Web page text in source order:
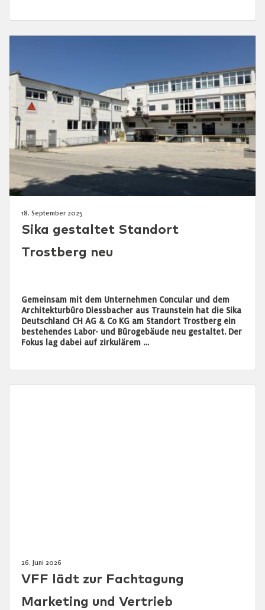
18. September 2025
Sika gestaltet Standort
Trostberg neu
Gemeinsam mit dem Unternehmen Concular und dem
Architekturbüro Diessbacher aus Traunstein hat die Sika
Deutschland CH AG & Co KG am Standort Trostberg ein
bestehendes Labor- und Bürogebäude neu gestaltet. Der
Fokus lag dabei auf zirkulärem …
26. Juni 2026
VFF lädt zur Fachtagung
Marketing und Vertrieb